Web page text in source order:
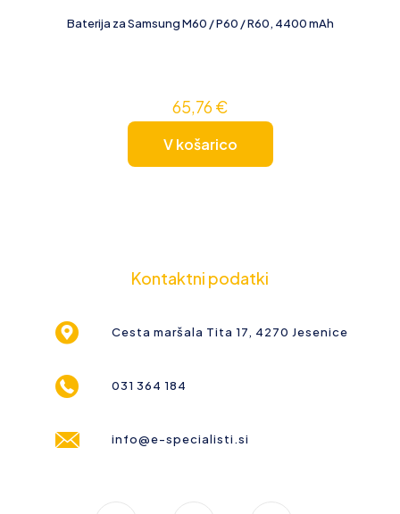
Baterija za Samsung M60 / P60 / R60, 4400 mAh
65,76€
V košarico
Kontaktni podatki
Cesta maršala Tita 17, 4270 Jesenice
031 364 184
info@e-specialisti.si